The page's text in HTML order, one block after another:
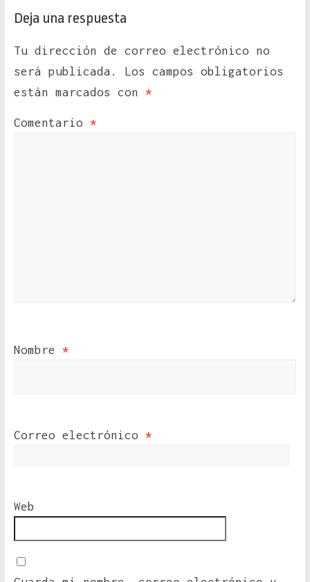
Deja una respuesta
Tu dirección de correo electrónico no
será publicada.
Los campos obligatorios
están marcados con *
Comentario *
Nombre *
Correo electrónico *
Web